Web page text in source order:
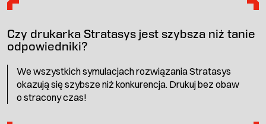
Czy drukarka Stratasys jest szybsza niż tanie
odpowiedniki?
We wszystkich symulacjach rozwiązania Stratasys
okazują się szybsze niż konkurencja. Drukuj bez obaw
o stracony czas!